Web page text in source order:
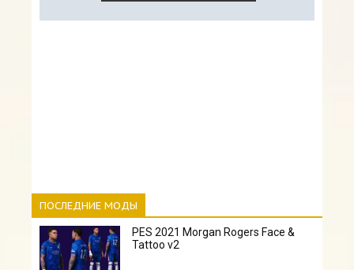
ПОСЛЕДНИЕ МОДЫ
PES 2021 Morgan Rogers Face &
Tattoo v2